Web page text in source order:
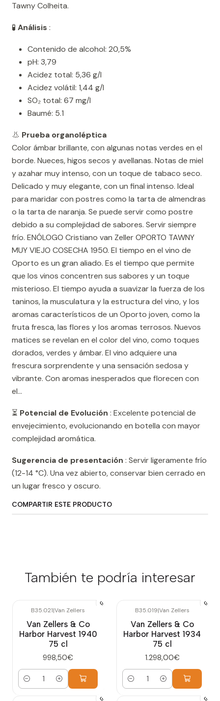
Tawny Colheita.
🧪 Análisis :
Contenido de alcohol: 20,5%
pH: 3,79
Acidez total: 5,36 g/l
Acidez volátil: 1,44 g/l
SO₂ total: 67 mg/l
Baumé: 5.1
👃 Prueba organoléptica
Color ámbar brillante, con algunas notas verdes en el
borde. Nueces, higos secos y avellanas. Notas de miel
y azahar muy intenso, con un toque de tabaco seco.
Delicado y muy elegante, con un final intenso. Ideal
para maridar con postres como la tarta de almendras
o la tarta de naranja. Se puede servir como postre
debido a su complejidad de sabores. Servir siempre
frío. ENÓLOGO Cristiano van Zeller OPORTO TAWNY
MUY VIEJO COSECHA 1950. El tiempo en el vino de
Oporto es un gran aliado. Es el tiempo que permite
que los vinos concentren sus sabores y un toque
misterioso. El tiempo ayuda a suavizar la fuerza de los
taninos, la musculatura y la estructura del vino, y los
aromas característicos de un Oporto joven, como la
fruta fresca, las flores y los aromas terrosos. Nuevos
matices se revelan en el color del vino, como toques
dorados, verdes y ámbar. El vino adquiere una
frescura sorprendente y una sensación sedosa y
vibrante. Con aromas inesperados que florecen con
el...
⏳ Potencial de Evolución : Excelente potencial de
envejecimiento, evolucionando en botella con mayor
complejidad aromática.
Sugerencia de presentación : Servir ligeramente frío
(12-14 °C). Una vez abierto, conservar bien cerrado en
un lugar fresco y oscuro.
COMPARTIR ESTE PRODUCTO
También te podría interesar
B35.021|Van Zellers
Van Zellers & Co
Harbor Harvest 1940
75 cl
998,50€
Cantidad
B35.019|Van Zellers
Van Zellers & Co
Harbor Harvest 1934
75 cl
1.298,00€
Cantidad